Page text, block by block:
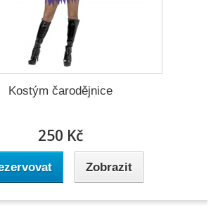
Kostým čarodějnice
250 Kč
Zobrazit